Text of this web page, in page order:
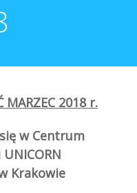
MARZEC 2018 r.
w Centrum
Krakowie